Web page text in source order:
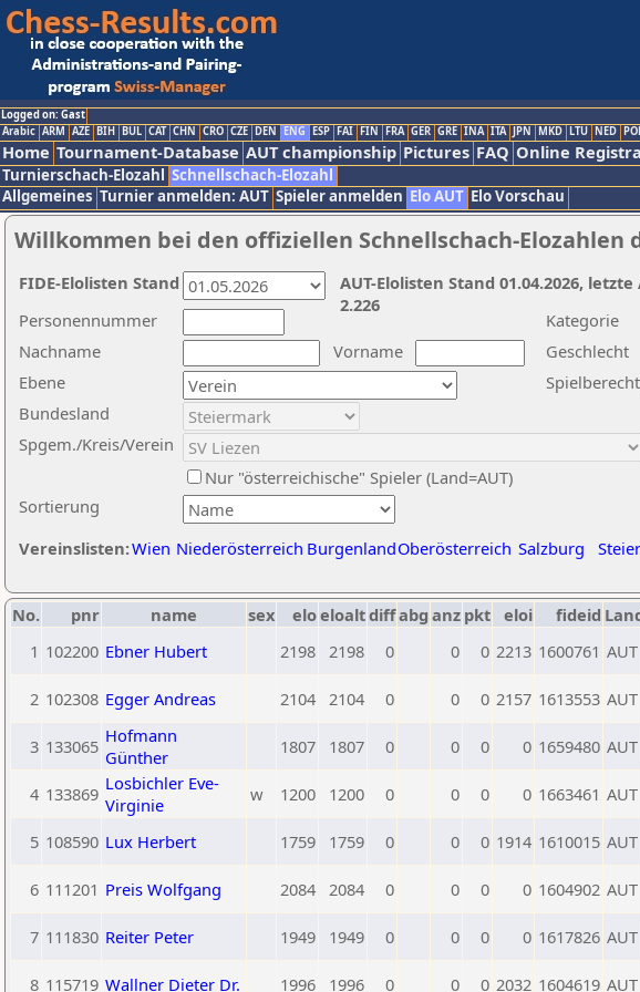
Logged on: Gast
Arabic ARM AZE BIH BUL CAT CHN CRO CZE DEN ENG ESP FAI FIN FRA GER GRE INA ITA JPN MKD LTU NED
Home Tournament-Database AUT championship Pictures FAQ Online
Turnierschach-Elozahl Schnellschach-Elozahl
Allgemeines Turnier anmelden: AUT Spieler anmelden Elo AUT Elo Vorschau
Willkommen bei den offiziellen Schnellschach-Elozahlen
Nachname
Vorname
Ebene
Kategorie
Sortierung
Personennummer
Bundesland
Spgem./Kreis/Verein
Geschlecht
Nur "österreichische" Spieler (Land=AUT)
Vereinslisten:Wien Niederösterreich BurgenlandOberösterreich Salzburg
AUT-Elolisten Stand 01.04.2026,
2.226
FIDE-Elolisten Stand
No. pnr name sex eloeloaltdiffabg anz pkt eloi fideid
1 102200 Ebner Hubert 2198 2198 0 0 0 2213 1600761 AUT
2 102308 Egger Andreas 2104 2104 0 0 0 2157 1613553 AUT
3 133065 Hofmann
Günther
1807 1807 0 0 0 0 1659480 AUT
4 133869 Losbichler Eve-
Virginie
w 1200 1200 0 0 0 0 1663461 AUT
5 108590 Lux Herbert 1759 1759 0 0 0 1914 1610015 AUT
6 111201 Preis Wolfgang 2084 2084 0 0 0 0 1604902 AUT
7 111830 Reiter Peter 1949 1949 0 0 0 0 1617826 AUT
8 115719 Wallner Dieter Dr. 1996 1996 0 0 0 2032 1604619 AUT